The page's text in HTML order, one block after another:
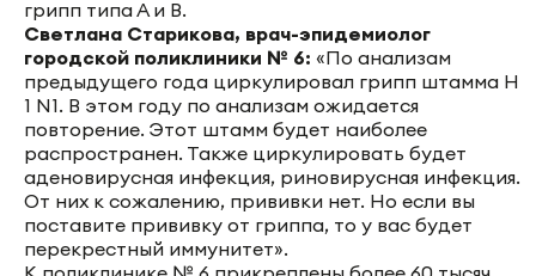
грипп типа А и В.
Светлана Старикова, врач-эпидемиолог
городской поликлиники № 6: «По анализам
предыдущего года циркулировал грипп штамма H
1 N1. В этом году по анализам ожидается
повторение. Этот штамм будет наиболее
распространен. Также циркулировать будет
аденовирусная инфекция, риновирусная инфекция.
От них к сожалению, прививки нет. Но если вы
поставите прививку от гриппа, то у вас будет
перекрестный иммунитет».